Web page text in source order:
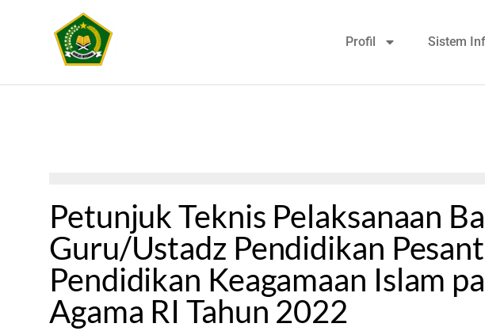
Profil Sistem
Petunjuk Teknis Pelaksanaan
Guru/Ustadz Pendidikan
Pendidikan Keagamaan Islam
Agama RI Tahun 2022